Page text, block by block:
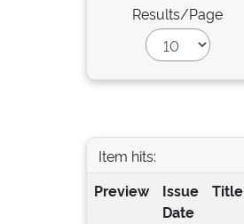
Results/Page
Item hits:
Preview
Issue
Date
Title